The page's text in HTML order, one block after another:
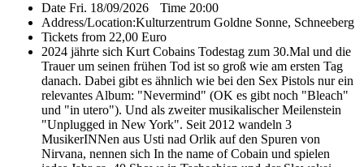
Date Fri. 18/09/2026 Time 20:00
Address/Location:Kulturzentrum Goldne Sonne, Schneeberg
Tickets from 22,00 Euro
2024 jährte sich Kurt Cobains Todestag zum 30.Mal und die
Trauer um seinen frühen Tod ist so groß wie am ersten Tag
danach. Dabei gibt es ähnlich wie bei den Sex Pistols nur ein
relevantes Album: "Nevermind" (OK es gibt noch "Bleach"
und "in utero"). Und als zweiter musikalischer Meilenstein
"Unplugged in New York". Seit 2012 wandeln 3
MusikerINNen aus Usti nad Orlik auf den Spuren von
Nirvana, nennen sich In the name of Cobain und spielen